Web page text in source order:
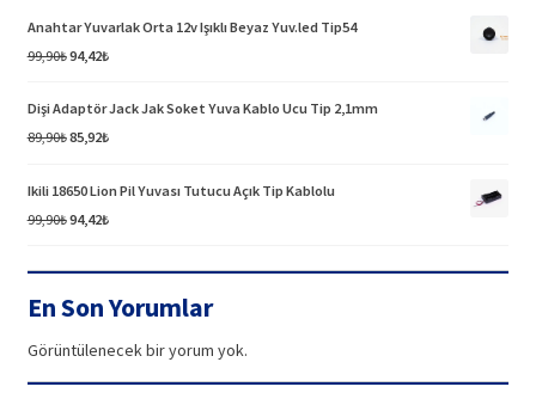
Anahtar Yuvarlak Orta 12v Işıklı Beyaz Yuv.led Tip54
99,90₺Orijinal
94,42₺Şu
Dişi Adaptör Jack Jak Soket Yuva Kablo Ucu Tip 2,1mm
89,90₺Orijinal
85,92₺Şu
Ikili 18650 Lion Pil Yuvası Tutucu Açık Tip Kablolu
99,90₺Orijinal
94,42₺Şu
En Son Yorumlar
Görüntülenecek bir yorum yok.